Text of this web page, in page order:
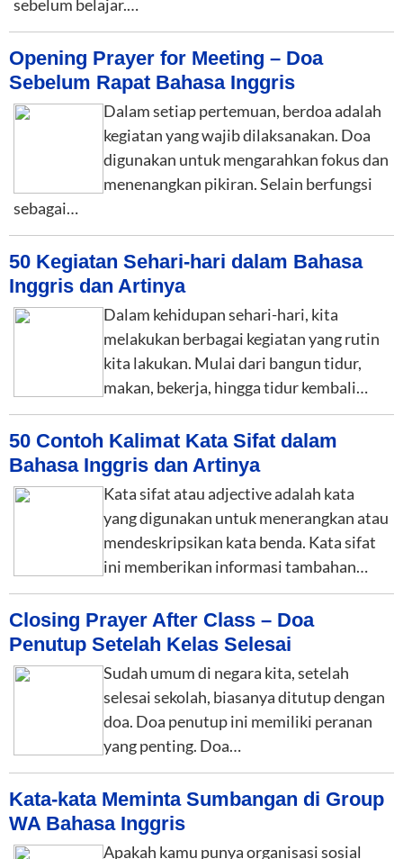
sebelum belajar.…
Opening Prayer for Meeting – Doa
Sebelum Rapat Bahasa Inggris
Dalam setiap pertemuan, berdoa adalah
kegiatan yang wajib dilaksanakan. Doa
digunakan untuk mengarahkan fokus dan
menenangkan pikiran. Selain berfungsi
sebagai…
50 Kegiatan Sehari-hari dalam Bahasa
Inggris dan Artinya
Dalam kehidupan sehari-hari, kita
melakukan berbagai kegiatan yang rutin
kita lakukan. Mulai dari bangun tidur,
makan, bekerja, hingga tidur kembali…
50 Contoh Kalimat Kata Sifat dalam
Bahasa Inggris dan Artinya
Kata sifat atau adjective adalah kata
yang digunakan untuk menerangkan atau
mendeskripsikan kata benda. Kata sifat
ini memberikan informasi tambahan…
Closing Prayer After Class – Doa
Penutup Setelah Kelas Selesai
Sudah umum di negara kita, setelah
selesai sekolah, biasanya ditutup dengan
doa. Doa penutup ini memiliki peranan
yang penting. Doa…
Kata-kata Meminta Sumbangan di Group
WA Bahasa Inggris
Apakah kamu punya organisasi sosial